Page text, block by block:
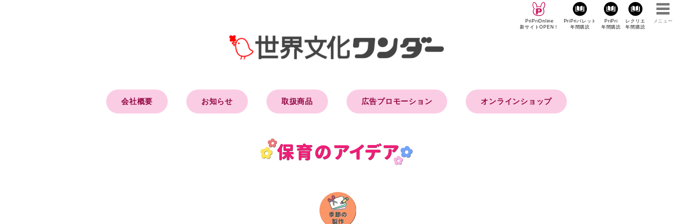
PriPriOnline
新サイトOPEN！
PriPriパレット
年間購読
PriPri
年間購読
レクリエ
年間購読
メニュー
会社概要 お知らせ 取扱商品 広告プロモーション オンラインショップ